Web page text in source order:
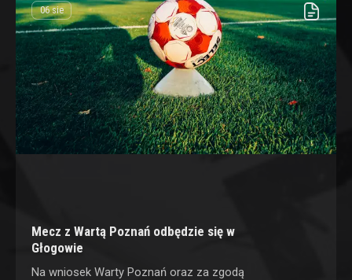
06 sie
Mecz z Wartą Poznań odbędzie się w
Głogowie
Na wniosek Warty Poznań oraz za zgodą